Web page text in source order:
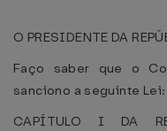
O PRESIDENTE DA
Faço saber que o
sanciono a seguinte Lei:
CAPÍTULO I DA